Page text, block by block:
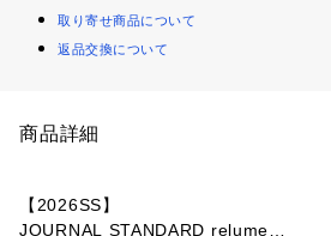
取り寄せ商品について
返品交換について
商品詳細
【2026SS】
JOURNAL STANDARD relume